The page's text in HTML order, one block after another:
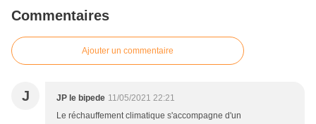
Commentaires
Ajouter un commentaire
J JP le bipede 11/05/2021 22:21
Le réchauffement climatique s'accompagne d'un